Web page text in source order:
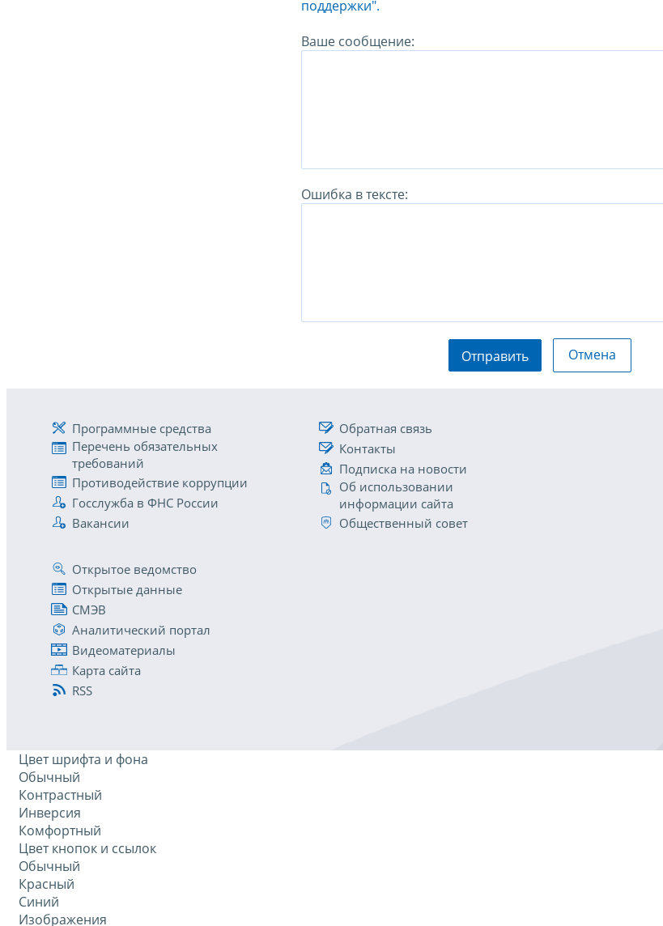
поддержки".
Ваше сообщение:
Ошибка в тексте:
Отправить Отмена
Программные средства
Перечень обязательных
требований
Противодействие коррупции
Госслужба в ФНС России
Вакансии
Обратная связь
Контакты
Подписка на новости
Об использовании
информации сайта
Общественный совет
Открытое ведомство
Открытые данные
СМЭВ
Аналитический портал
Видеоматериалы
Карта сайта
RSS
Цвет шрифта и фона
Обычный
Контрастный
Инверсия
Комфортный
Цвет кнопок и ссылок
Обычный
Красный
Синий
Изображения